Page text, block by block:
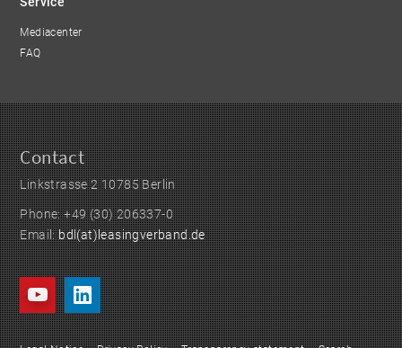
Mediacenter
FAQ
Contact
Linkstrasse 2 10785 Berlin
Phone: +49 (30) 206337-0
Email:bdl(at)leasingverband.de